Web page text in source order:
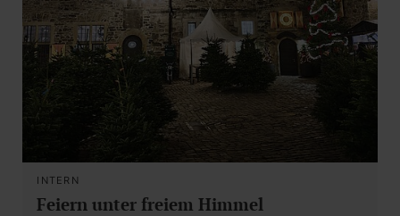
INTERN
Feiern unter freiem Himmel